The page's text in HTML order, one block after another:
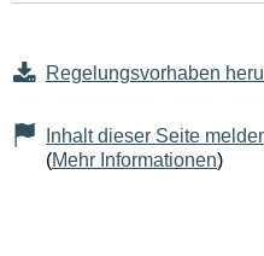
Regelungsvorhaben
Inhalt dieser Seite
(Mehr Informationen)